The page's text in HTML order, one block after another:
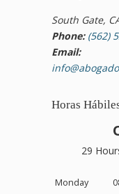
South Gate,
Phone: (562)
Email:
Horas
29
Monday